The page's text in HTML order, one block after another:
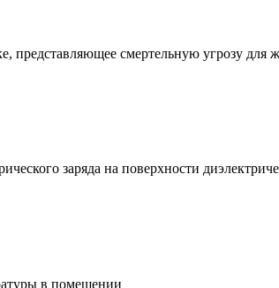
представляющее смертельную угрозу для
заряда на поверхности
в помещении